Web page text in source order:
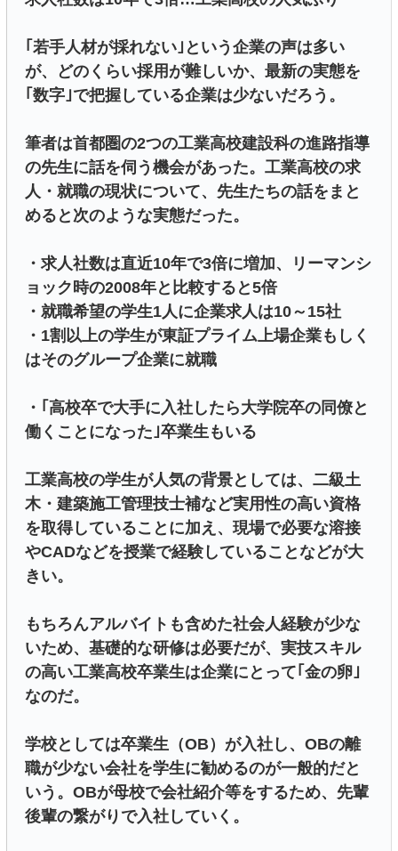
｢若手人材が採れない｣という企業の声は多い
が、どのくらい採用が難しいか、最新の実態を
｢数字｣で把握している企業は少ないだろう。
筆者は首都圏の2つの工業高校建設科の進路指導
の先生に話を伺う機会があった。工業高校の求
人・就職の現状について、先生たちの話をまと
めると次のような実態だった。
・求人社数は直近10年で3倍に増加、リーマンシ
ョック時の2008年と比較すると5倍
・就職希望の学生1人に企業求人は10～15社
・1割以上の学生が東証プライム上場企業もしく
はそのグループ企業に就職
・｢高校卒で大手に入社したら大学院卒の同僚と
働くことになった｣卒業生もいる
工業高校の学生が人気の背景としては、二級土
木・建築施工管理技士補など実用性の高い資格
を取得していることに加え、現場で必要な溶接
やCADなどを授業で経験していることなどが大
きい。
もちろんアルバイトも含めた社会人経験が少な
いため、基礎的な研修は必要だが、実技スキル
の高い工業高校卒業生は企業にとって｢金の卵｣
なのだ。
学校としては卒業生（OB）が入社し、OBの離
職が少ない会社を学生に勧めるのが一般的だと
いう。OBが母校で会社紹介等をするため、先輩
後輩の繋がりで入社していく。